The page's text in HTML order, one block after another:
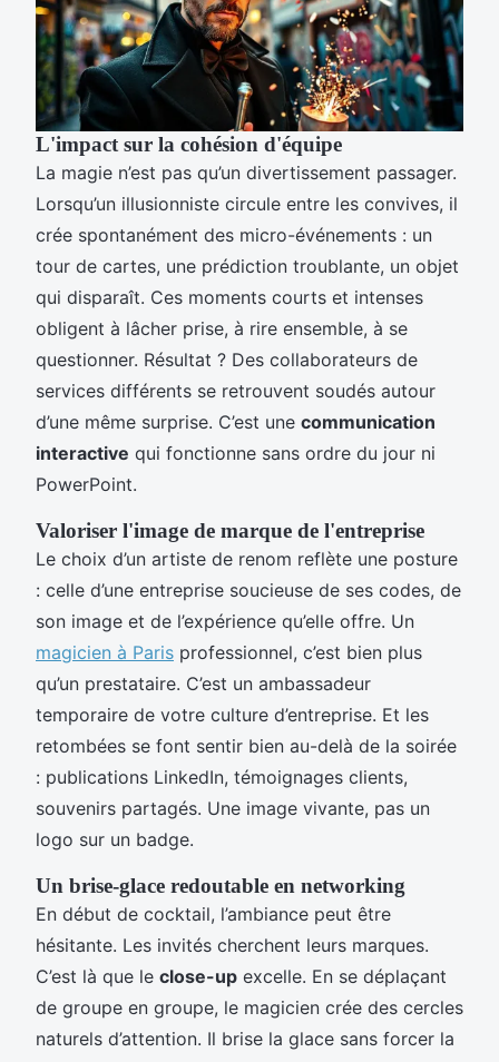
L'impact sur la cohésion d'équipe
La magie n’est pas qu’un divertissement passager.
Lorsqu’un illusionniste circule entre les convives, il
crée spontanément des micro-événements : un
tour de cartes, une prédiction troublante, un objet
qui disparaît. Ces moments courts et intenses
obligent à lâcher prise, à rire ensemble, à se
questionner. Résultat ? Des collaborateurs de
services différents se retrouvent soudés autour
d’une même surprise. C’est une communication
interactive qui fonctionne sans ordre du jour ni
PowerPoint.
Valoriser l'image de marque de l'entreprise
Le choix d’un artiste de renom reflète une posture
: celle d’une entreprise soucieuse de ses codes, de
son image et de l’expérience qu’elle offre. Un
magicien à Paris professionnel, c’est bien plus
qu’un prestataire. C’est un ambassadeur
temporaire de votre culture d’entreprise. Et les
retombées se font sentir bien au-delà de la soirée
: publications LinkedIn, témoignages clients,
souvenirs partagés. Une image vivante, pas un
logo sur un badge.
Un brise-glace redoutable en networking
En début de cocktail, l’ambiance peut être
hésitante. Les invités cherchent leurs marques.
C’est là que le close-up excelle. En se déplaçant
de groupe en groupe, le magicien crée des cercles
naturels d’attention. Il brise la glace sans forcer la